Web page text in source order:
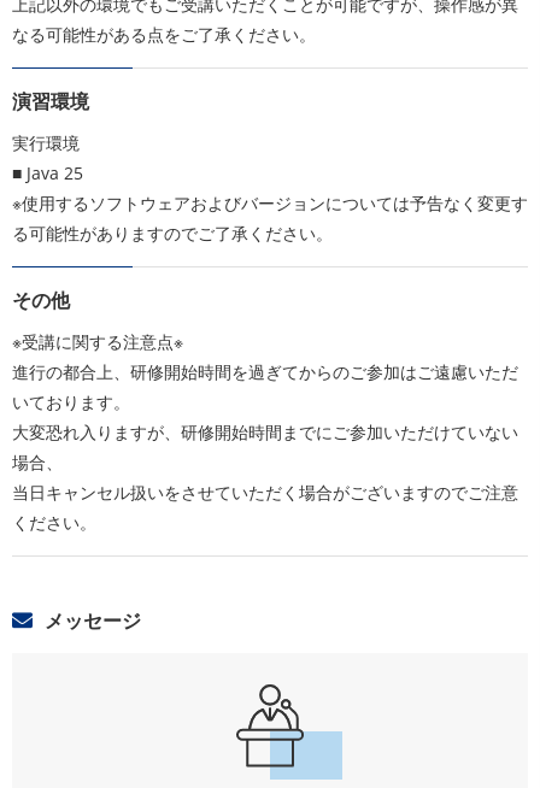
なる可能性がある点をご了承ください。
演習環境
実行環境
■ Java 25
※使用するソフトウェアおよびバージョンについては予告なく変更す
る可能性がありますのでご了承ください。
その他
※受講に関する注意点※
進行の都合上、研修開始時間を過ぎてからのご参加はご遠慮いただ
いております。
大変恐れ入りますが、研修開始時間までにご参加いただけていない
場合、
当日キャンセル扱いをさせていただく場合がございますのでご注意
ください。
メッセージ